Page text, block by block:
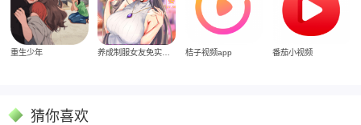
重生少年 桔子视频app 番茄小视频
猜你喜欢